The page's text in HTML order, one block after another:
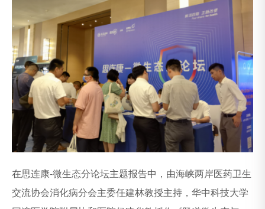
在思连康-微生态分论坛主题报告中，由海峡两岸医药卫生
交流协会消化病分会主委任建林教授主持，华中科技大学